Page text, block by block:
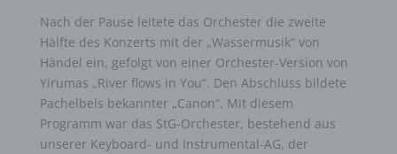
Nach der Pause leitete das Orchester die zweite
Hälfte des Konzerts mit der „Wassermusik“ von
Händel ein, gefolgt von einer Orchester-Version von
Yirumas „River flows in You“. Den Abschluss bildete
Pachelbels bekannter „Canon“. Mit diesem
Programm war das StG-Orchester, bestehend aus
unserer Keyboard- und Instrumental-AG, der